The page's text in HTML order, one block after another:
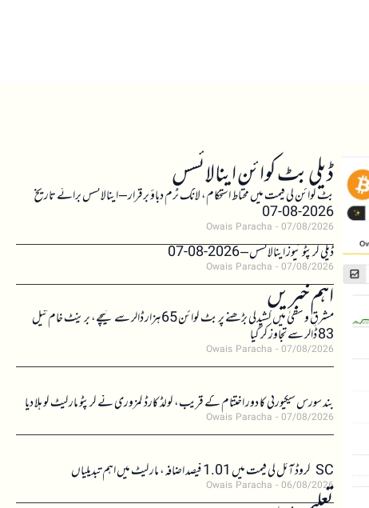
ڈیلی بٹ کوائن اینالائسس
بٹ کوائن کی قیمت میں محتاط استحکام، لانگ ٹرم دباؤ برقرار – اینالائسس برائے تاریخ
2026-08-07
Owais Paracha 07/08/2026
ڈیلی کرپٹو نیوز اینالائسس – 2026-08-07
Owais Paracha 07/08/2026
اہم خبریں مشرقِ وسطیٰ میں کشیدگی بڑھنے پر بٹ کوائن 65 ہزار ڈالر سے نیچے، برینٹ خام تیل
83 ڈالر سے تجاوز کر گیا
Owais Paracha 07/08/2026
بند سورس سیکیورٹی کا دور اختتام کے قریب، کولڈ کارڈ کمزوری نے کرپٹو مارکیٹ کو ہلا دیا
Owais Paracha 07/08/2026
SC کروڈ آئل کی قیمت میں 1.01 فیصد اضافہ، مارکیٹ میں اہم تبدیلیاں
Owais Paracha 06/08/2026